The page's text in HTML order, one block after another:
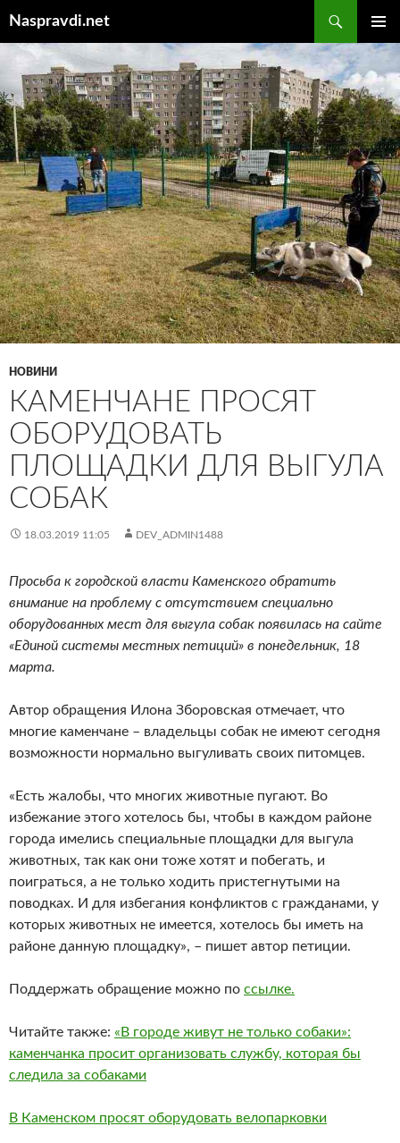
вмісту
Naspravdi.net
НОВИНИ
КАМЕНЧАНЕ ПРОСЯТ
ОБОРУДОВАТЬ
ПЛОЩАДКИ ДЛЯ ВЫГУЛА
СОБАК
18.03.2019 11:05 DEV_ADMIN1488
Просьба к городской власти Каменского обратить
внимание на проблему с отсутствием специально
оборудованных мест для выгула собак появилась на сайте
«Единой системы местных петиций» в понедельник, 18
марта.
Автор обращения Илона Зборовская отмечает, что
многие каменчане – владельцы собак не имеют сегодня
возможности нормально выгуливать своих питомцев.
«Есть жалобы, что многих животные пугают. Во
избежание этого хотелось бы, чтобы в каждом районе
города имелись специальные площадки для выгула
животных, так как они тоже хотят и побегать, и
поиграться, а не только ходить пристегнутыми на
поводках. И для избегания конфликтов с гражданами, у
которых животных не имеется, хотелось бы иметь на
районе данную площадку», – пишет автор петиции.
Поддержать обращение можно по ссылке.
Читайте также: «В городе живут не только собаки»:
каменчанка просит организовать службу, которая бы
следила за собаками
В Каменском просят оборудовать велопарковки